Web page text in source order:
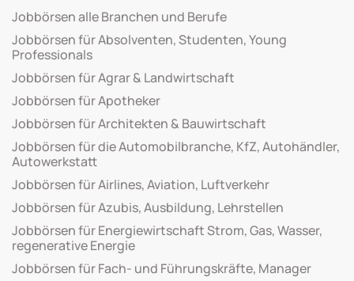
Jobbörsen alle Branchen und Berufe
Jobbörsen für Absolventen, Studenten, Young
Professionals
Jobbörsen für Agrar & Landwirtschaft
Jobbörsen für Apotheker
Jobbörsen für Architekten & Bauwirtschaft
Jobbörsen für die Automobilbranche, KfZ, Autohändler,
Autowerkstatt
Jobbörsen für Airlines, Aviation, Luftverkehr
Jobbörsen für Azubis, Ausbildung, Lehrstellen
Jobbörsen für Energiewirtschaft Strom, Gas, Wasser,
regenerative Energie
Jobbörsen für Fach- und Führungskräfte, Manager